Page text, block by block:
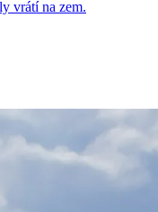
vrátí na zem.